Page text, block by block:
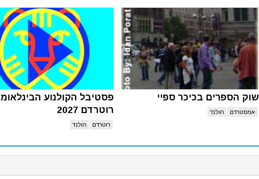
שוק הספרים בכיכר ספיי
אמסטרדם הולנד
פסטיבל הקולנוע
רוטרדם 2027
רוטרדם הולנד